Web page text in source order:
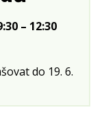
– 12:30
do 19. 6.